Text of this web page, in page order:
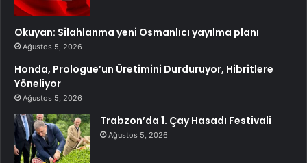
Okuyan: Silahlanma yeni Osmanlıcı yayılma planı
Ağustos 5, 2026
Honda, Prologue’un Üretimini Durduruyor, Hibritlere
Yöneliyor
Ağustos 5, 2026
Trabzon’da 1. Çay Hasadı Festivali
Ağustos 5, 2026